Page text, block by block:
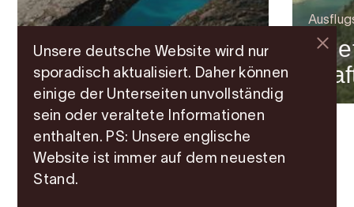
Bergtour
Trolltunga
Unsere deutsche Website wird nur
sporadisch aktualisiert. Daher können
einige der Unterseiten unvollständig
sein oder veraltete Informationen
enthalten. PS: Unsere englische
Website ist immer auf dem neuesten
Stand.